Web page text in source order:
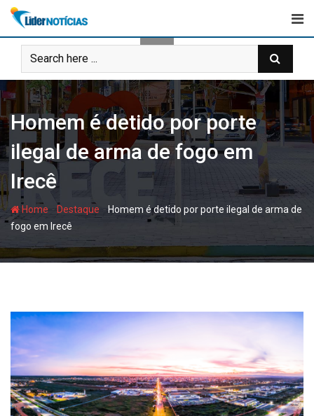
Skip
content
Homem é detido por porte
ilegal de arma de fogo em
Irecê
Home - Destaque - Homem é detido por porte ilegal de arma de
fogo em Irecê